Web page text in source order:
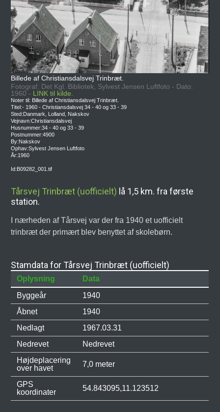
Billede af Christiansdalsvej Trinbræt.
Fotograf: Det Kgl. Bibliotek, Sylvest Jensen Luftfoto - Dato:
1960 - LINK til kilde.
Noter til: Billede af Christiansdalsvej Trinbræt.
Titel:- 1960 - Christiansdalsvej 34 - 40 og 33 - 39
Sted:Danmark, Lolland, Nakskov
Vejnavn:Christiansdalsvej
Husnummer:34 - 40 og 33 - 39
Postnummer:4900
By:Nakskov
Ophav:Sylvest Jensen Luftfoto
År:1960
Id:B09282_001.tif
Tårsvej Trinbræt (uofficielt) lå 1,5 km. fra første
station.
I nærheden af Tårsvej var der fra 1940 et uofficielt
trinbræt der primært blev benyttet af skolebørn.
Stamdata for Tårsvej Trinbræt (uofficielt)
Oplysning
Data
Byggeår
1940
Åbnet
1940
Nedlagt
1967.03.31
Nedrevet
Nedrevet
Højdeplacering
over havet
7,0 meter
GPS
koordinater
54.843095,11.123512